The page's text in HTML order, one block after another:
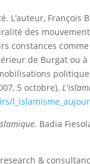
François
des
constances
de Burgat ou à
5 octobre).
l_islamisme_
Badia
&